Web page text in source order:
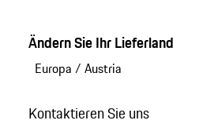
Ändern Sie Ihr Lieferland
Europa / Austria
Kontaktieren Sie uns